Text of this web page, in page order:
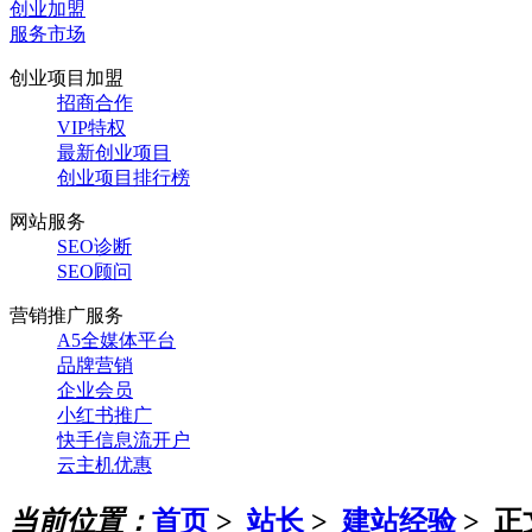
创业加盟
服务市场
创业项目加盟
招商合作
VIP特权
最新创业项目
创业项目排行榜
网站服务
SEO诊断
SEO顾问
营销推广服务
A5全媒体平台
品牌营销
企业会员
小红书推广
快手信息流开户
云主机优惠
当前位置： 首页 >站长 > 建站经验> 正